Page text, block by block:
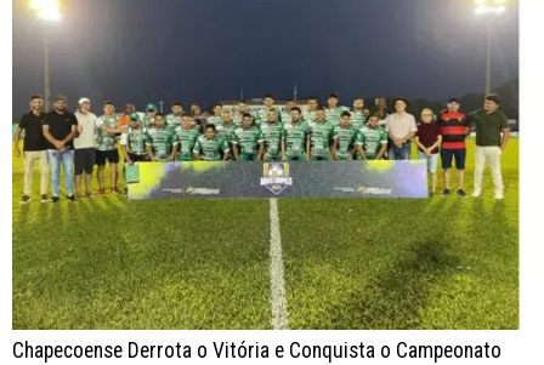
Chapecoense Derrota o Vitória e Conquista o Campeonato